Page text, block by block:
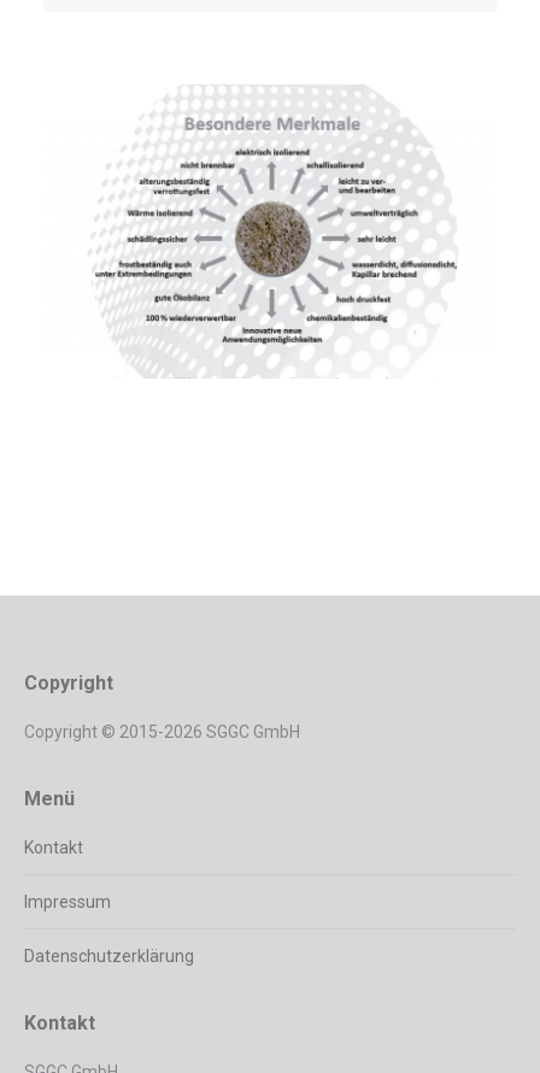
Copyright
Copyright © 2015-2026 SGGC GmbH
Menü
Kontakt
Impressum
Datenschutzerklärung
Kontakt